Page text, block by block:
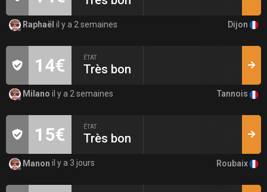
Raphaël il y a 2 semaines Dijon
14€ ÉTAT
Très bon
Milano il y a 2 semaines Tannois
15€ ÉTAT
Très bon
Manon il y a 3 jours Roubaix